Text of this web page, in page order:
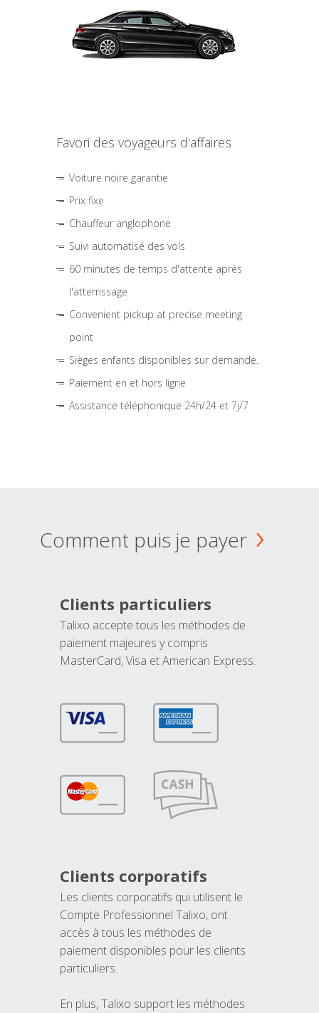
Favori des voyageurs d'affaires
Voiture noire garantie
Prix fixe
Chauffeur anglophone
Suivi automatisé des vols
60 minutes de temps d'attente après
l'atterrissage
Convenient pickup at precise meeting
point
Sièges enfants disponibles sur demande.
Paiement en et hors ligne
Assistance téléphonique 24h/24 et 7j/7
Comment puis je payer
Clients particuliers
Talixo accepte tous les méthodes de
paiement majeures y compris
MasterCard, Visa et American Express.
Clients corporatifs
Les clients corporatifs qui utilisent le
Compte Professionnel Talixo, ont
accès à tous les méthodes de
paiement disponibles pour les clients
particuliers.
En plus, Talixo support les méthodes